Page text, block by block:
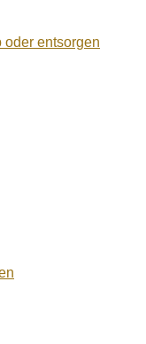
oder entsorgen